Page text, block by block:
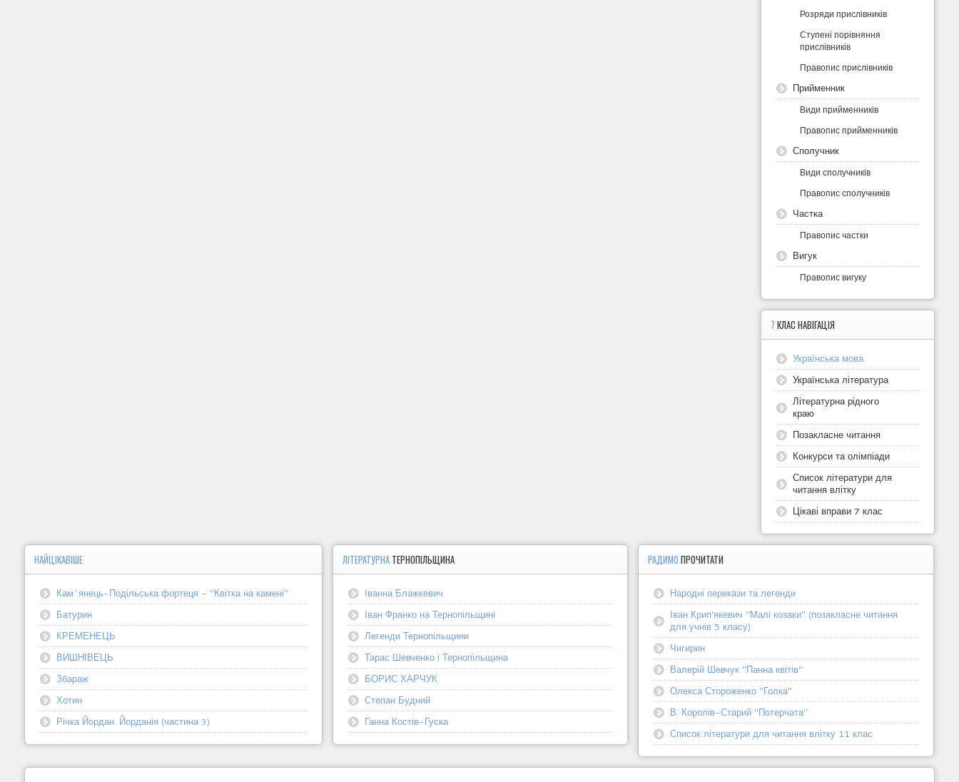
Розряди прислівників
Ступені порівняння
прислівників
Правопис прислівників
Прийменник
Види прийменників
Правопис прийменників
Сполучник
Види сполучників
Правопис сполучників
Частка
Правопис частки
Вигук
Правопис вигуку
7КЛАС НАВІГАЦІЯ
Українська мова
Українська література
Літературна рідного
краю
Позакласне читання
Конкурси та олімпіади
Список літератури для
читання влітку
Цікаві вправи 7 клас
НАЙЦІКАВІШЕ
Кам`янець-Подільська фортеця - "Квітка на камені"
Батурин
КРЕМЕНЕЦЬ
ВИШНІВЕЦЬ
Збараж
Хотин
Річка Йордан. Йорданія (частина 3)
ЛІТЕРАТУРНА ТЕРНОПІЛЬЩИНА
Іванна Блажкевич
Іван Франко на Тернопільщині
Легенди Тернопільщини
Тарас Шевченко і Тернопільщина
БОРИС ХАРЧУК
Степан Будний
Ганна Костів-Гуска
РАДИМОПРОЧИТАТИ
Народні перекази та легенди
Іван Крип'якевич "Малі козаки" (позакласне читання
для учнів 5 класу)
Чигирин
Валерій Шевчук "Панна квітів"
Олекса Стороженко "Голка"
В. Королів-Старий "Потерчата"
Список літератури для читання влітку 11 клас